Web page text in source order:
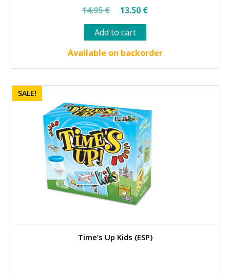
14.95€
Original
price
was:
14.95 €.
13.50 €Current
13.50 €.
Add to cart
Available on backorder
Time’s Up Kids (ESP)
SALE!